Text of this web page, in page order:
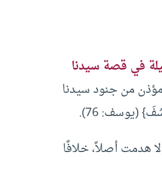
في قصة سيدنا
من جنود سيدنا
هدمت أصلاً، خلافًا